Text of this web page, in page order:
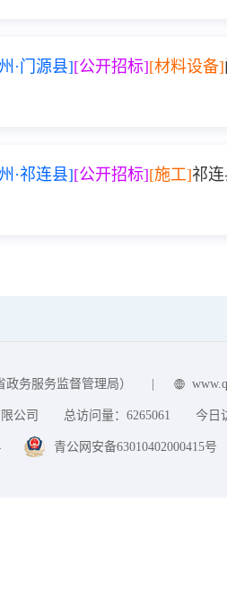
·门源县][公开招标][材料设备]
·祁连县][公开招标][施工]祁
务服务监督管理局）
公司 总访问量： 6265061 今日
青公网安备63010402000415号